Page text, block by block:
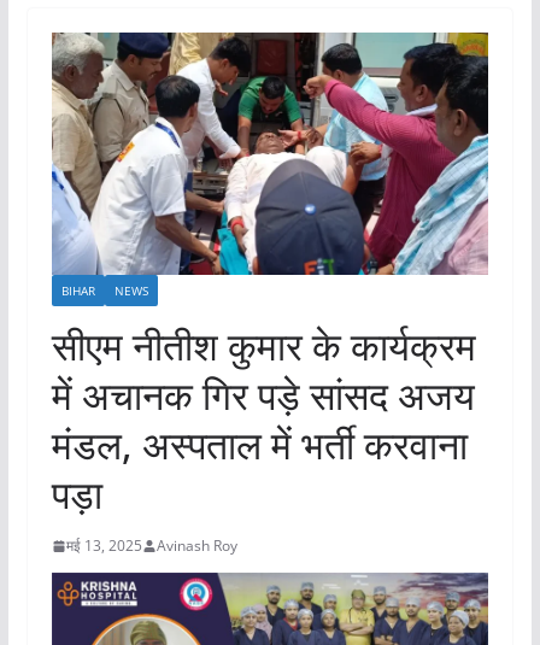
BIHAR NEWS
सीएम नीतीश कुमार के कार्यक्रम
में अचानक गिर पड़े सांसद अजय
मंडल, अस्पताल में भर्ती करवाना
पड़ा
मई 13, 2025 Avinash Roy